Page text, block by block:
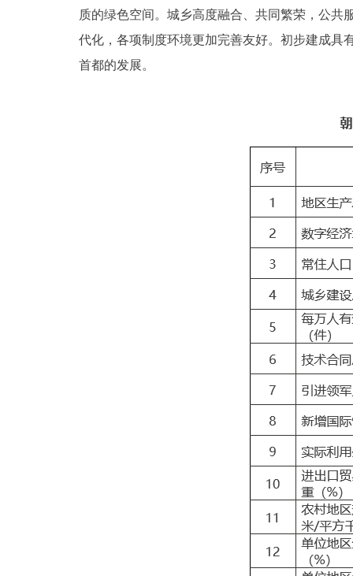
质的绿色空间。城乡高度融合、共同繁荣，公
代化，各项制度环境更加完善友好。初步建成具
首都的发展。